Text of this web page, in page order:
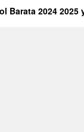
Barata 2024